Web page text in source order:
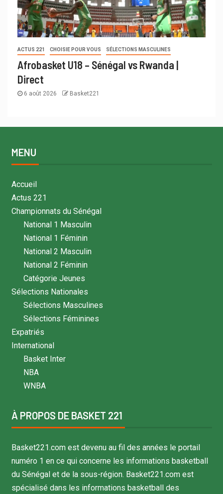
ACTUS 221 CHOISIE POUR VOUS SÉLECTIONS MASCULINES
Afrobasket U18 – Sénégal vs Rwanda |
Direct
6 août 2026 Basket221
MENU
Accueil
Actus 221
Championnats du Sénégal
National 1 Masculin
National 1 Féminin
National 2 Masculin
National 2 Féminin
Catégorie Jeunes
Sélections Nationales
Sélections Masculines
Sélections Féminines
Expatriés
International
Basket Inter
NBA
WNBA
À PROPOS DE BASKET 221
Basket221.com est devenu au fil des années le portail
numéro 1 en ce qui concerne les informations basketball
du Sénégal et de la sous-région. Basket221.com est
spécialisé dans les informations basketball des